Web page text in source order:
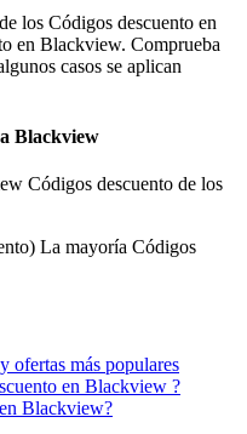
los Códigos descuento en
en Blackview. Comprueba
casos se aplican
Blackview
Códigos descuento de los
La mayoría Códigos
ofertas más populares
en Blackview ?
Blackview?